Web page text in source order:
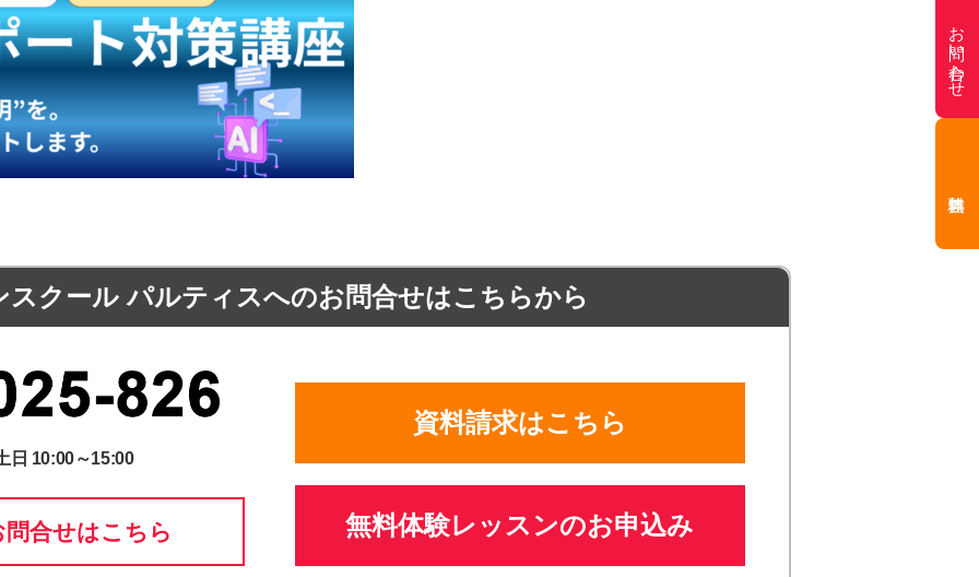
スクール パルティスへのお問合せはこちらから
日 10:00～15:00
合せはこちら
資料請求はこちら
無料体験レッスンのお申込み
お問い合わせ